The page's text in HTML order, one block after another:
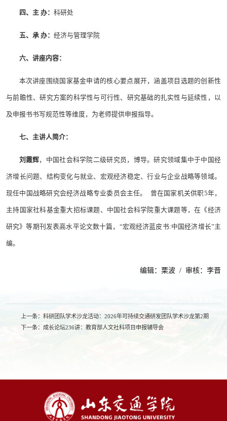
四、主 办： 科研处
五、承 办： 经济与管理学院
六、讲座内容：
本次讲座围绕国家基金申请的核心要点展开，涵盖项目选题的创新性
与前瞻性、研究方案的科学性与可行性、研究基础的扎实性与延续性，以
及申报书书写规范性等维度，为老师提供申报指导。
七、主讲人简介：
刘霞辉，中国社会科学院二级研究员，博导。研究领域集中于中国经
济增长问题、结构变化与就业、宏观经济稳定、行业与企业战略等领域。
现任中国战略研究会经济战略专业委员会主任。 曾在国家机关供职5年，
主持国家社科基金重大招标课题、中国社会科学院重大课题等，在《经济
研究》等期刊发表高水平论文数十篇，“宏观经济蓝皮书:中国经济增长”主
编。
编辑：栗波 / 审核：李晋
上一条： 科研团队学术沙龙活动：2026年可持续交通研发团队学术沙龙第2期
下一条：
成长论坛236讲：教育部人文社科项目申报辅导会